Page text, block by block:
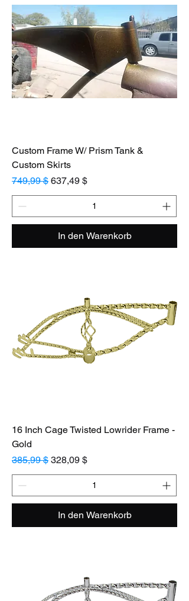
Custom Frame W/ Prism Tank &
Custom Skirts
Standardpreis
749,99 $ Sale-Preis
637,49 $
In den Warenkorb
16 Inch Cage Twisted Lowrider Frame -
Gold
Standardpreis
385,99 $ Sale-Preis
328,09 $
In den Warenkorb